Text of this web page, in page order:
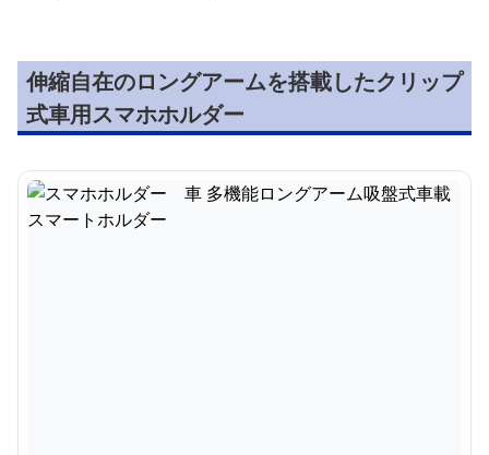
伸縮自在のロングアームを搭載したクリップ
式車用スマホホルダー